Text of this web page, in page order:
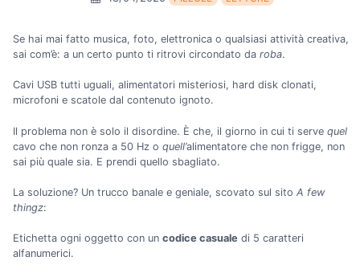
Se hai mai fatto musica, foto, elettronica o qualsiasi attività creativa,
sai com’è: a un certo punto ti ritrovi circondato da roba.
Cavi USB tutti uguali, alimentatori misteriosi, hard disk clonati,
microfoni e scatole dal contenuto ignoto.
Il problema non è solo il disordine. È che, il giorno in cui ti serve quel
cavo che non ronza a 50 Hz o quell’alimentatore che non frigge, non
sai più quale sia. E prendi quello sbagliato.
La soluzione? Un trucco banale e geniale, scovato sul sito A few
thingz:
Etichetta ogni oggetto con un codice casuale di 5 caratteri
alfanumerici.